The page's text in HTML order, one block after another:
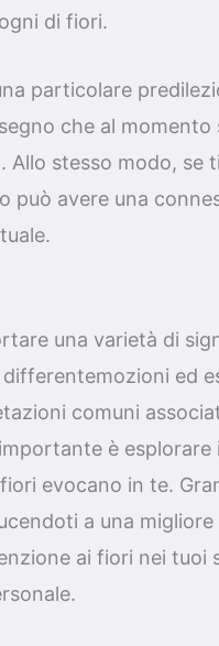
di fiori.
particolare
che al
Allo stesso modo,
può avere una
una varietà di
ed
comuni
è
evocano in te.
a una
ai fiori nei tuoi